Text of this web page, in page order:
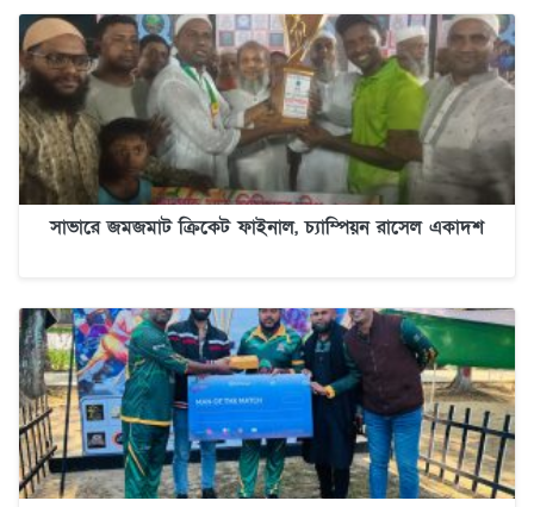
সাভারে জমজমাট ক্রিকেট ফাইনাল, চ্যাম্পিয়ন রাসেল একাদশ